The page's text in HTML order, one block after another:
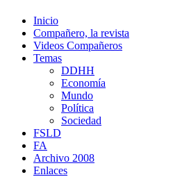
Inicio
Compañero, la revista
Videos Compañeros
Temas
DDHH
Economía
Mundo
Política
Sociedad
FSLD
FA
Archivo 2008
Enlaces